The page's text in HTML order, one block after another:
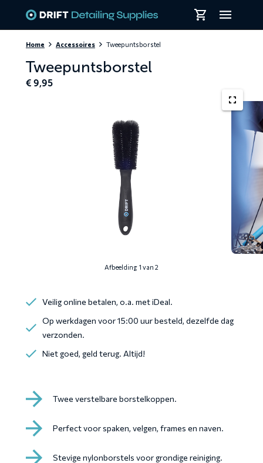
Home Accessoires Tweepuntsborstel
Tweepuntsborstel
€ 9,95
Afbeelding 1 van 2
Veilig online betalen, o.a. met iDeal.
Op werkdagen voor 15:00 uur besteld, dezelfde dag
verzonden.
Niet goed, geld terug. Altijd!
Twee verstelbare borstelkoppen.
Perfect voor spaken, velgen, frames en naven.
Stevige nylonborstels voor grondige reiniging.